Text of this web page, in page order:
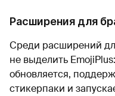
Расширения для
Среди расширений
не выделить
обновляется,
стикерпаки и